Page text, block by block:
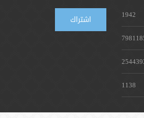
1942
1138
اشتراك